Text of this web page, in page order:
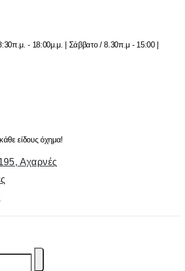
- 18:00μ.μ. | Σάββατο / 8.30π.μ - 15:00 |
είδους όχημα!
Αχαρνές